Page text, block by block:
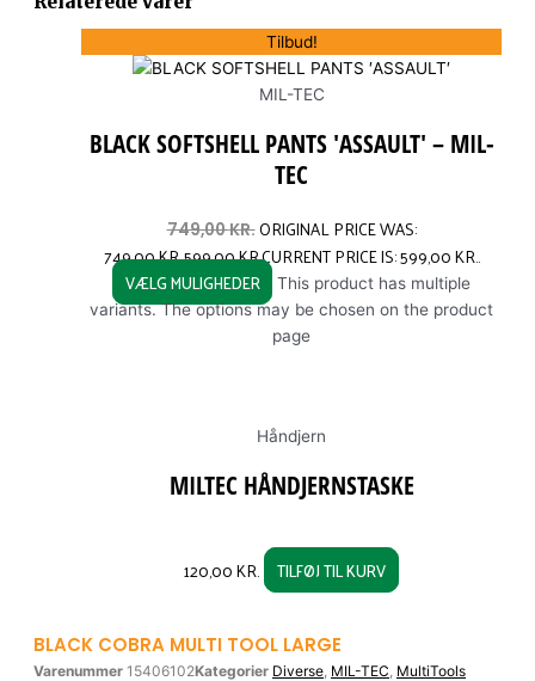
Tilbud!
MIL-TEC
BLACK SOFTSHELL PANTS ′ASSAULT′ – MIL-
TEC
749,00KR.ORIGINAL PRICE WAS:
749,00 KR..599,00KR.CURRENT PRICE IS: 599,00 KR..
VÆLG MULIGHEDER
This product has multiple
variants. The options may be chosen on the product
page
Håndjern
MILTEC HÅNDJERNSTASKE
120,00KR. TILFØJ TIL KURV
BLACK COBRA MULTI TOOL LARGE
Varenummer 15406102Kategorier Diverse MIL-TEC MultiTools